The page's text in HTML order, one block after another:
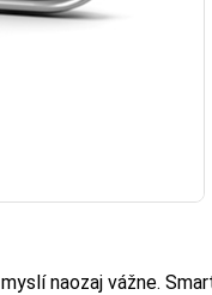
naozaj vážne.